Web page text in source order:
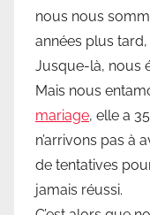
nous nous
années plus
Jusque-là, nous
Mais nous
mariage, elle a
n’arrivons pas à
de tentatives
jamais réussi.